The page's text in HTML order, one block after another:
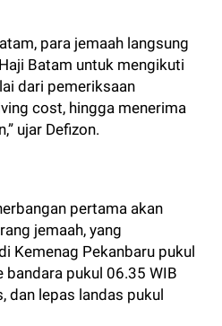
para jemaah langsung
Batam untuk mengikuti
dari pemeriksaan
cost, hingga menerima
ujar Defizon.
pertama akan
jemaah, yang
Kemenag Pekanbaru pukul
bandara pukul 06.35 WIB
dan lepas landas pukul